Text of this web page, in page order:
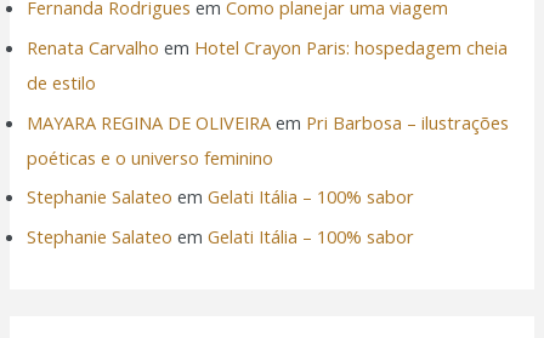
Fernanda Rodrigues emComo planejar uma viagem
Renata Carvalho em Hotel Crayon Paris: hospedagem cheia
de estilo
MAYARA REGINA DE OLIVEIRA em Pri Barbosa – ilustrações
poéticas e o universo feminino
Stephanie Salateo emGelati Itália – 100% sabor
Stephanie Salateo emGelati Itália – 100% sabor